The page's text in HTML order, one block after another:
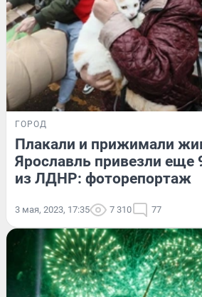
ГОРОД
Плакали и прижимали
Ярославль привезли еще
из ЛДНР: фоторепортаж
3 мая, 2023, 17:35 7 310 77